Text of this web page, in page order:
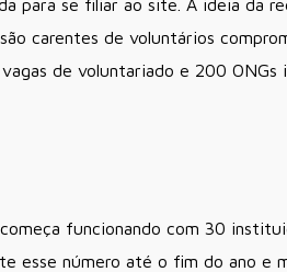
para se filiar ao site. A ideia da
carentes de voluntários
de voluntariado e 200
funcionando com 30
esse número até o fim do ano e